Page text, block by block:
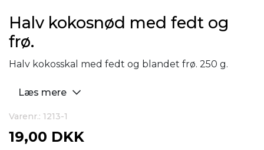
Halv kokosnød med fedt og
frø.
Halv kokosskal med fedt og blandet frø. 250 g.
Læs mere
Varenr.: 1213-1
19,00 DKK